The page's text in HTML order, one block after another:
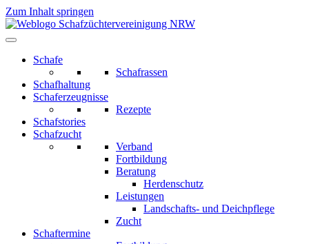
Zum Inhalt springen
Schafe
Schafrassen
Schafhaltung
Schaferzeugnisse
Rezepte
Schafstories
Schafzucht
Verband
Fortbildung
Beratung
Herdenschutz
Leistungen
Landschafts- und Deichpflege
Zucht
Schaftermine